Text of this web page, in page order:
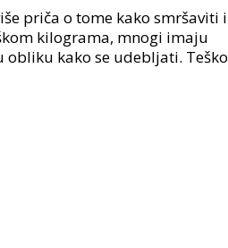
priča o tome kako smršaviti i
kilograma, mnogi imaju
kako se udebljati. Teško